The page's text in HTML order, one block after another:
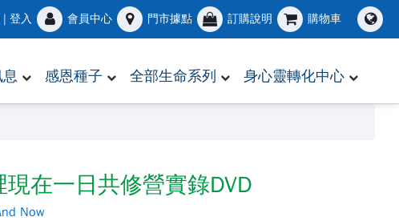
| 登入 會員中心 門市據點 訂購說明 購物車
感恩種子 全部生命系列 身心靈轉化中心
現在一日共修營實錄DVD
Now